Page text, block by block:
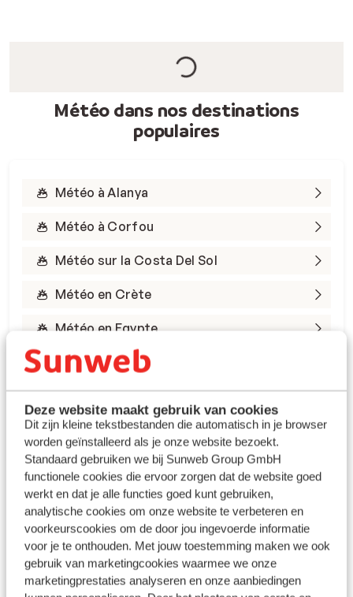
Deze website maakt gebruik van cookies
Dit zijn kleine tekstbestanden die automatisch in je browser
worden geïnstalleerd als je onze website bezoekt.
Standaard gebruiken we bij Sunweb Group GmbH
functionele cookies die ervoor zorgen dat de website goed
werkt en dat je alle functies goed kunt gebruiken,
analytische cookies om onze website te verbeteren en
voorkeurscookies om de door jou ingevoerde informatie
voor je te onthouden. Met jouw toestemming maken we ook
gebruik van marketingcookies waarmee we onze
marketingprestaties analyseren en onze aanbiedingen
Météo dans nos destinations
populaires
Météo à Alanya
Météo à Corfou
Météo sur la Costa Del Sol
Météo en Crète
Météo en Egypte
Météo en Espagne
Météo en Grèce
Météo à Gran Canaria
Profitez de l’automne
sous le soleil du sud